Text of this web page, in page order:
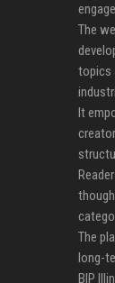
The
topics
It
The
long-
BIP